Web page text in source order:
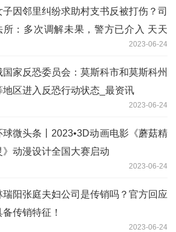
子因邻里纠纷求助村支书反被打伤？司
所：多次调解未果，警方已介入 天天
2023-06-24
国家反恐委员会：莫斯科市和莫斯科州
地区进入反恐行动状态_最资讯
2023-06-24
球微头条丨2023•3D动画电影《蘑菇精
》动漫设计全国大赛启动
2023-06-24
瑞阳张庭夫妇公司是传销吗？官方回应
备传销特征！
2023-06-24